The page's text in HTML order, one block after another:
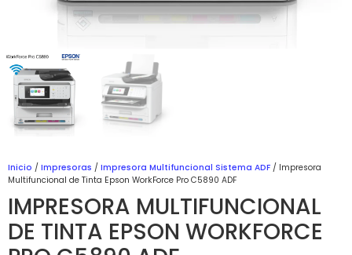
Inicio / Impresoras / Impresora Multifuncional Sistema ADF / Impresora
Multifuncional de Tinta Epson WorkForce Pro C5890 ADF
IMPRESORA MULTIFUNCIONAL
DE TINTA EPSON WORKFORCE